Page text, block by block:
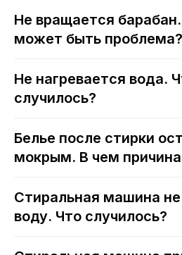
Не вращается
может быть проблема?
Не нагревается вода.
случилось?
Белье после стирки
мокрым. В чем
Стиральная машина не
воду. Что случилось?